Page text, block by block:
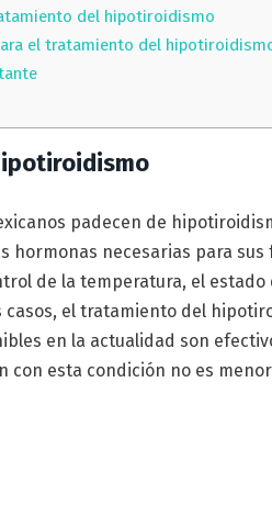
del hipotiroidismo
el tratamiento del
padecen de
hormonas necesarias para sus
de la temperatura, el estado
casos, el tratamiento del
en la actualidad son
con esta condición no es